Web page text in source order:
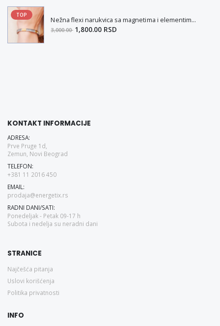
TOP
Nežna flexi narukvica sa magnetima i elementima u boji zlata i bakrom M
3,000.00 1,800.00 RSD
KONTAKT INFORMACIJE
ADRESA:
Prve Pruge 1d,
Zemun, Novi Beograd
TELEFON:
+381 11 2016 450
EMAIL:
prodaja@energetix.rs
RADNI DANI/SATI:
Ponedeljak - Petak 09-17 h
Subota i nedelja su neradni dani
STRANICE
Najčešća pitanja
Uslovi korišćenja
Politika privatnosti
INFO